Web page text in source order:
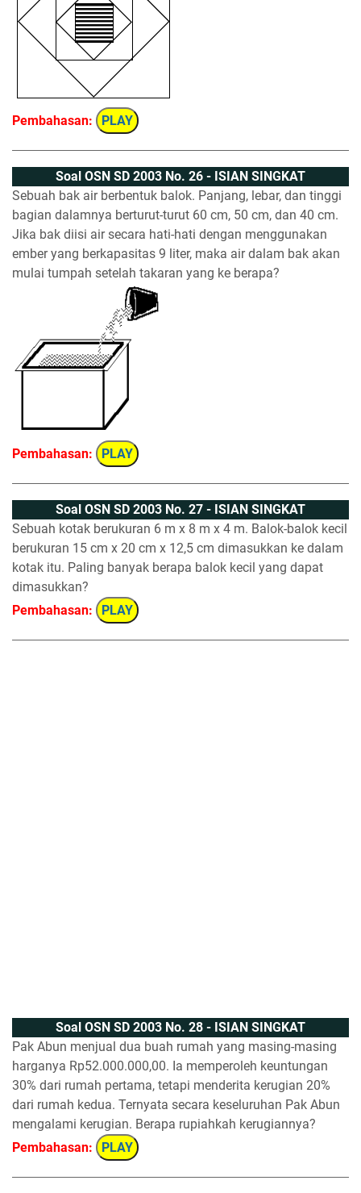
Pembahasan: PLAY
Soal OSN SD 2003 No. 26 - ISIAN SINGKAT
Sebuah bak air berbentuk balok. Panjang, lebar, dan tinggi
bagian dalamnya berturut-turut 60 cm, 50 cm, dan 40 cm.
Jika bak diisi air secara hati-hati dengan menggunakan
ember yang berkapasitas 9 liter, maka air dalam bak akan
mulai tumpah setelah takaran yang ke berapa?
Pembahasan: PLAY
Soal OSN SD 2003 No. 27 - ISIAN SINGKAT
Sebuah kotak berukuran 6 m x 8 m x 4 m. Balok-balok kecil
berukuran 15 cm x 20 cm x 12,5 cm dimasukkan ke dalam
kotak itu. Paling banyak berapa balok kecil yang dapat
dimasukkan?
Pembahasan:
PLAY
Soal OSN SD 2003 No. 28 - ISIAN SINGKAT
Pak Abun menjual dua buah rumah yang masing-masing
harganya Rp52.000.000,00. Ia memperoleh keuntungan
30% dari rumah pertama, tetapi menderita kerugian 20%
dari rumah kedua. Ternyata secara keseluruhan Pak Abun
mengalami kerugian. Berapa rupiahkah kerugiannya?
Pembahasan:
PLAY